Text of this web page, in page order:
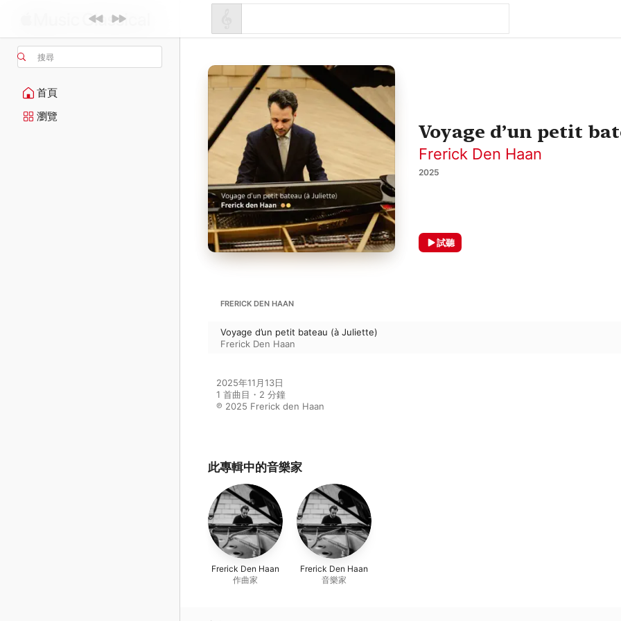
搜尋
首頁
瀏覽
Voyage d’un petit
Frerick Den Haan
2025
試聽
FRERICK DEN HAAN
Voyage d’un petit bateau (à Juliette)
Frerick Den Haan
2025年11月13日
1 首曲目・2 分鐘
℗ 2025 Frerick den Haan
此專輯中的音樂家
Frerick Den Haan
作曲家
Frerick Den Haan
音樂家